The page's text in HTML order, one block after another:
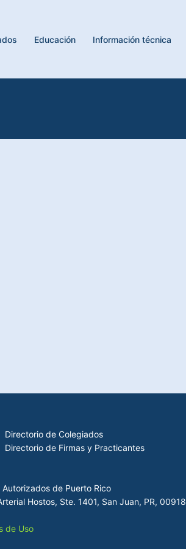
Educación Información técnica
Directorio de Colegiados
Directorio de Firmas y Practicantes
de Puerto Rico
Hostos, Ste. 1401, San Juan, PR, 00918
de Uso